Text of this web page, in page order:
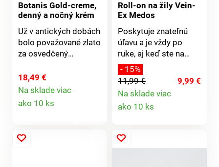
Botanis Gold-creme,
denný a nočný krém
Už v antických dobách
bolo považované zlato
za osvedčený
prostriedok proti
stárnutiu. Moderné
výskumy tento efekt
obzvlášť luxusnú
starostlivosť s
18,49 €
Na sklade viac
ako 10 ks
Roll-on na žily Vein-
Ex Medos
Poskytuje znateľnú
úľavu a je vždy po
ruke, aj keď ste na
cestách: Medosan
Vein-Ex-Roller s
rýchlym chladivým
účinkom vďaka
mentolu a gáfru. S
pôsobením vďaka
cenným výťažkom z
- 15%
11,99 €
9,99 €
Na sklade viac
ako 10 ks